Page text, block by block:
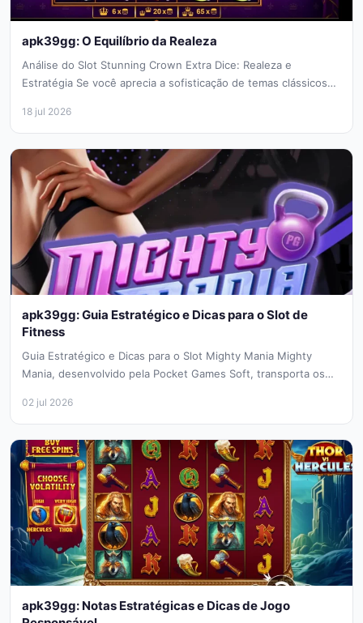
apk39gg: O Equilíbrio da Realeza
Análise do Slot Stunning Crown Extra Dice: Realeza e
Estratégia Se você aprecia a sofisticação de temas clássicos
18 jul 2026
apk39gg: Guia Estratégico e Dicas para o Slot de
Fitness
Guia Estratégico e Dicas para o Slot Mighty Mania Mighty
Mania, desenvolvido pela Pocket Games Soft, transporta os
02 jul 2026
apk39gg: Notas Estratégicas e Dicas de Jogo